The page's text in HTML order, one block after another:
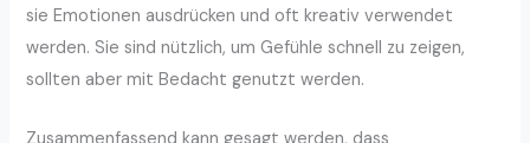
sie Emotionen ausdrücken und oft kreativ verwendet
werden. Sie sind nützlich, um Gefühle schnell zu zeigen,
sollten aber mit Bedacht genutzt werden.